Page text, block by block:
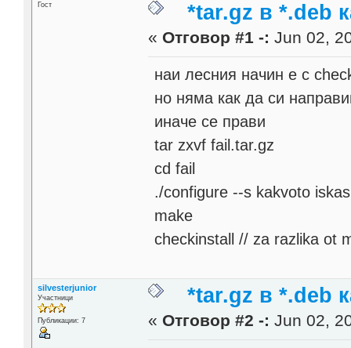
Гост *tar.gz в *.deb
« Отговор #1 -: Jun 02,
наи лесния начин е с
но няма как да си
иначе се прави
tar zxvf fail.tar.gz
cd fail
./configure --s kakvoto
make
checkinstall // za razlika ot
silvesterjunior
Участници
Публикации: 7
*tar.gz в *.deb
« Отговор #2 -: Jun 02,